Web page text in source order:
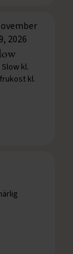
2026
kl.
kl.